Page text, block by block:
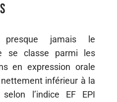
presque jamais le
se classe parmi les
en expression orale
inférieur à la
l’indice EF EPI